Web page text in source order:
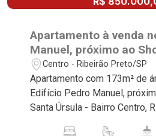
Apartamento à venda
Manuel, próximo ao
Úrsula - Ribeirão Preto/
Centro - Ribeirão Preto/SP
Apartamento com 173m² de
Edifício Pedro Manuel,
Santa Úrsula - Bairro Centro,